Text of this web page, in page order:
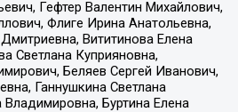
Гефтер Валентин Михайлович,
Флиге Ирина Анатольевна,
Вититинова Елена
Светлана Куприяновна,
Беляев Сергей Иванович,
Ганнушкина Светлана
Буртина Елена